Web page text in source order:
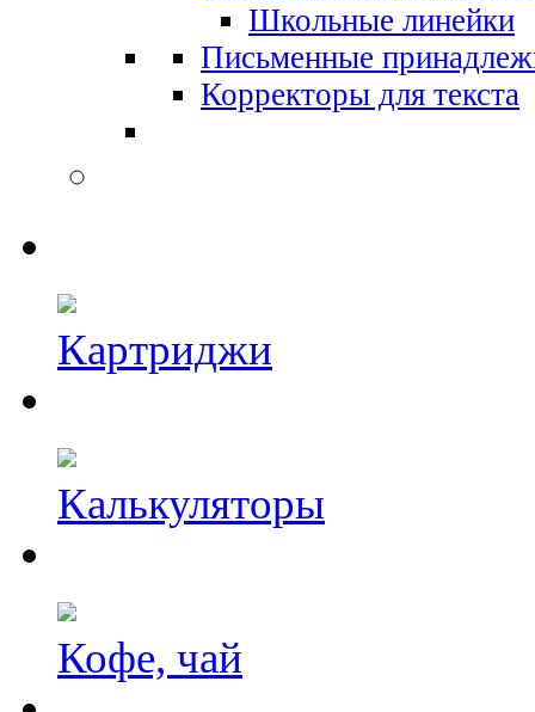
Школьные линейки
Письменные
Корректоры для текста
Картриджи
Калькуляторы
Кофе, чай